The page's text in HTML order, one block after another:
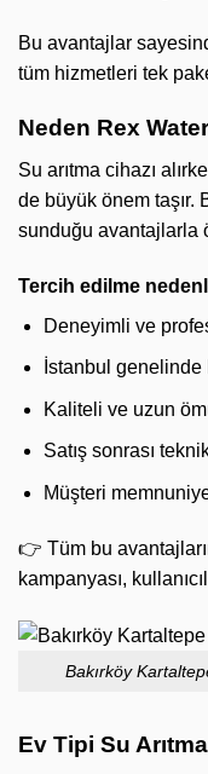
Bu avantajlar
tüm hizmetleri tek
Neden Rex
Su arıtma cihazı
de büyük önem taşır.
sunduğu avantajlarla
Tercih edilme
Deneyimli ve
İstanbul genelinde
Kaliteli ve uzun
Satış sonrası
Müşteri
👉 Tüm bu
kampanyası,
Bakırköy
Ev Tipi Su